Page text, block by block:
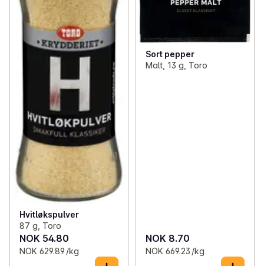
Hvitløkspulver
87 g, Toro
NOK 54.80
NOK 629.89 /kg
Sort pepper
Malt, 13 g, Toro
NOK 8.70
NOK 669.23 /kg